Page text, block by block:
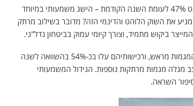
בספטמבר 2024 נמכרו 3,400 דירות חדשות, עלייה של כמעט 47% לעומת השנה הקודמת – הישג משמעותי במיוחד
את השוק הלוהט והדינמי הזה? מדובר בשילוב מרתק
ביקוש מתמיד, וצורך קיומי עמוק בביטחון נדל"ני.
המשקיעים, בעלי האינטואיציה הכלכלית החדה, מזהים את המגמות מראש, ורכישותיהם עלו בכ-54% בהשוואה לשנה
מגמות מרתקות נוספות. הגידול המשמעותי
השראה.